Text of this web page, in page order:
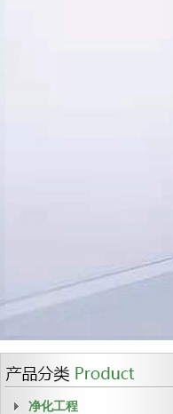
净化工程